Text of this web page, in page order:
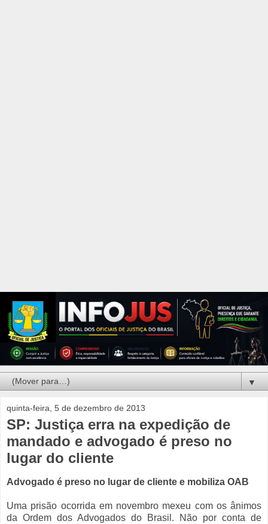
▼
quinta-feira, 5 de dezembro de 2013
SP: Justiça erra na expedição de
mandado e advogado é preso no
lugar do cliente
Advogado é preso no lugar de cliente e mobiliza OAB
Uma prisão ocorrida em novembro mexeu com os ânimos
da Ordem dos Advogados do Brasil. Não por conta de